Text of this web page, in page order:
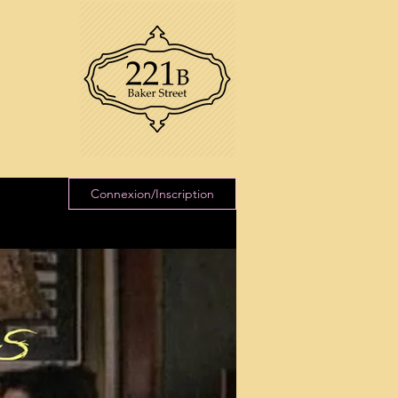
Connexion/Inscription